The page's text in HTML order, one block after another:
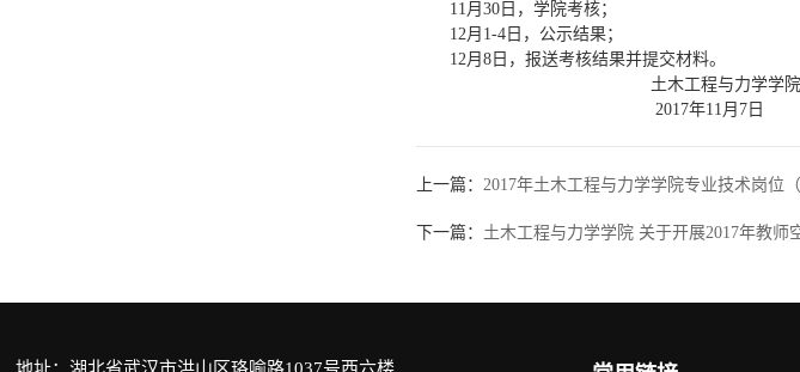
11月30日，学院考核；
12月1-4日，公示结果；
12月8日，报送考核结果并提交材料。
土木工程与力学学院
2017年11月7日
上一篇：2017年土木工程与力学学院专业技术岗位
下一篇： 土木工程与力学学院 关于开展2017年教师